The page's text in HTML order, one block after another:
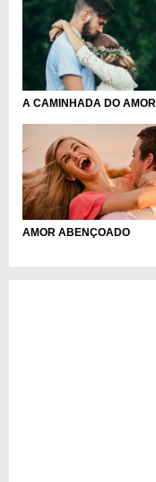
A CAMINHADA DO AMOR
AMOR ABENÇOADO